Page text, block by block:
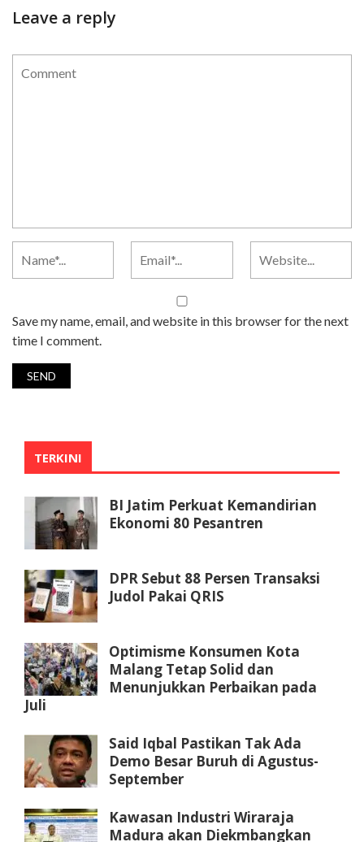
Leave a reply
Save my name, email, and website in this browser for the next
time I comment.
TERKINI
BI Jatim Perkuat Kemandirian
Ekonomi 80 Pesantren
DPR Sebut 88 Persen Transaksi
Judol Pakai QRIS
Optimisme Konsumen Kota
Malang Tetap Solid dan
Menunjukkan Perbaikan pada
Juli
Said Iqbal Pastikan Tak Ada
Demo Besar Buruh di Agustus-
September
Kawasan Industri Wiraraja
Madura akan Diekmbangkan